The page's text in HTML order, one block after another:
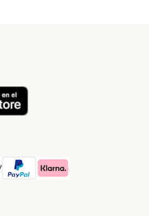
Method
Method
Payment Method
PayPal Payment Method
Klarna Payment Method
Method